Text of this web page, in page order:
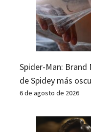
Spider-Man: Brand
de Spidey más
6 de agosto de 2026